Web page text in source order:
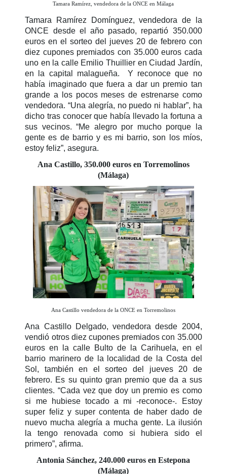
Tamara Ramírez, vendedora de la ONCE en Málaga
Tamara Ramírez Domínguez, vendedora de la
ONCE desde el año pasado, repartió 350.000
euros en el sorteo del jueves 20 de febrero con
diez cupones premiados con 35.000 euros cada
uno en la calle Emilio Thuillier en Ciudad Jardín,
en la capital malagueña. Y reconoce que no
había imaginado que fuera a dar un premio tan
grande a los pocos meses de estrenarse como
vendedora. “Una alegría, no puedo ni hablar”, ha
dicho tras conocer que había llevado la fortuna a
sus vecinos. “Me alegro por mucho porque la
gente es de barrio y es mi barrio, son los míos,
estoy feliz”, asegura.
Ana Castillo, 350.000 euros en Torremolinos
(Málaga)
Ana Castillo vendedora de la ONCE en Torremolinos
Ana Castillo Delgado, vendedora desde 2004,
vendió otros diez cupones premiados con 35.000
euros en la calle Bulto de la Carihuela, en el
barrio marinero de la localidad de la Costa del
Sol, también en el sorteo del jueves 20 de
febrero. Es su quinto gran premio que da a sus
clientes. “Cada vez que doy un premio es como
si me hubiese tocado a mi -reconoce-. Estoy
super feliz y super contenta de haber dado de
nuevo mucha alegría a mucha gente. La ilusión
la tengo renovada como si hubiera sido el
primero”, afirma.
Antonia Sánchez, 240.000 euros en Estepona
(Málaga)